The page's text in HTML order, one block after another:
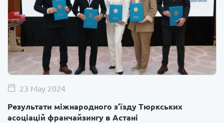
23 May 2024
Результати міжнародного з’їзду Тюркських
асоціацій франчайзингу в Астані